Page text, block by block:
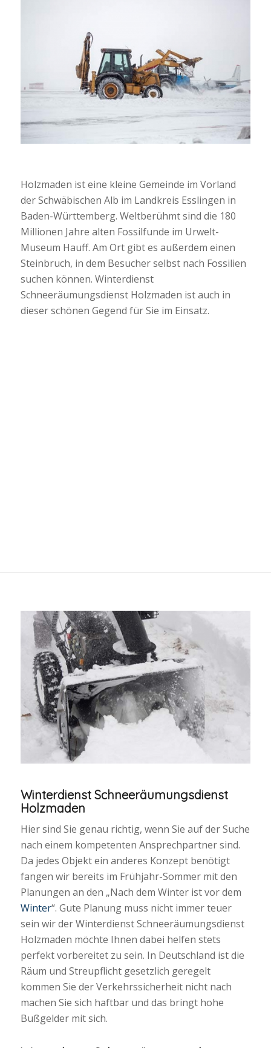
Holzmaden ist eine kleine Gemeinde im Vorland
der Schwäbischen Alb im Landkreis Esslingen in
Baden-Württemberg. Weltberühmt sind die 180
Millionen Jahre alten Fossilfunde im Urwelt-
Museum Hauff. Am Ort gibt es außerdem einen
Steinbruch, in dem Besucher selbst nach Fossilien
suchen können. Winterdienst
Schneeräumungsdienst Holzmaden ist auch in
dieser schönen Gegend für Sie im Einsatz.
Winterdienst Schneeräumungsdienst
Holzmaden
Hier sind Sie genau richtig, wenn Sie auf der Suche
nach einem kompetenten Ansprechpartner sind.
Da jedes Objekt ein anderes Konzept benötigt
fangen wir bereits im Frühjahr-Sommer mit den
Planungen an den „Nach dem Winter ist vor dem
Winter“. Gute Planung muss nicht immer teuer
sein wir der Winterdienst Schneeräumungsdienst
Holzmaden möchte Ihnen dabei helfen stets
perfekt vorbereitet zu sein. In Deutschland ist die
Räum und Streupflicht gesetzlich geregelt
kommen Sie der Verkehrssicherheit nicht nach
machen Sie sich haftbar und das bringt hohe
Bußgelder mit sich.